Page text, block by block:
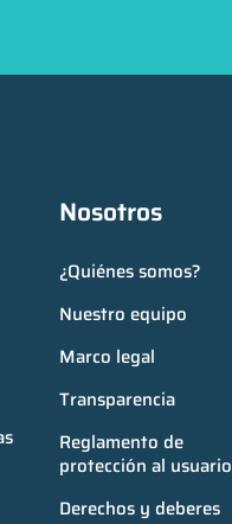
Nosotros
¿Quiénes somos?
Nuestro equipo
Marco legal
Transparencia
Reglamento de
protección al usuario
Derechos y deberes